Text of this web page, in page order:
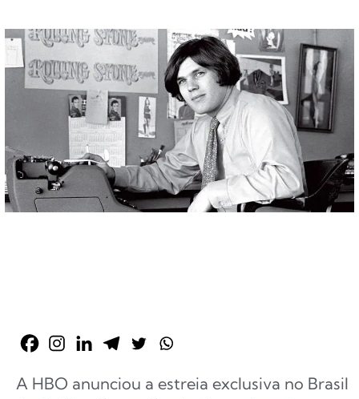
A HBO anunciou a estreia exclusiva no Brasil